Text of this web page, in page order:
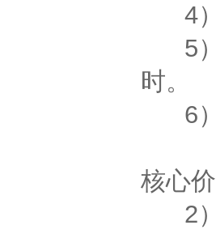
4）
5）
时。
6）
核心
2）